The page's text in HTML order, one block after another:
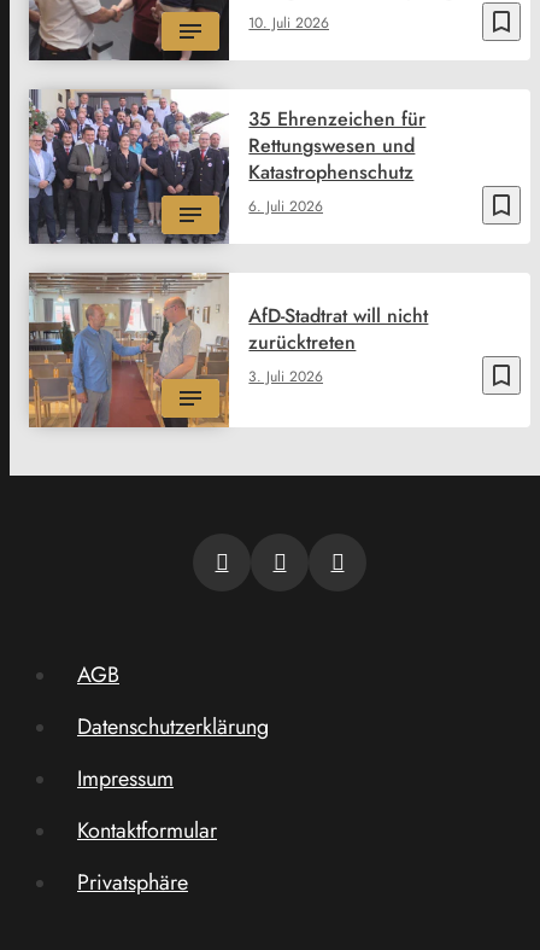
bookmark_border
10. Juli 2026
bookmark_border
6. Juli 2026
35 Ehrenzeichen für
Rettungswesen und
Katastrophenschutz
bookmark_border
3. Juli 2026
AfD-Stadtrat will nicht
zurücktreten
AGB
Datenschutzerklärung
Impressum
Kontaktformular
Privatsphäre